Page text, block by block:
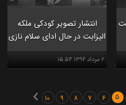
انتشار تصویر کودکی ملکه
الیزابت در حال ادای سلام نازی
۲ مرداد ۱۳۹۴ ۱۵:۵۴
۵ ۶ ۷ ۸ ۹ ۱۰